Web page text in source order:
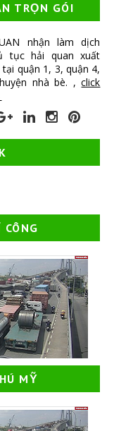
TRỌN GÓI
nhận làm dịch
tục hải quan xuất
quận 1, 3, quận 4,
nhà bè. ,click
CÔNG
MỸ